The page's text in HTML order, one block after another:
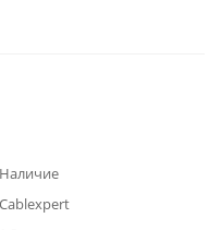
Наличие
Cablexpert